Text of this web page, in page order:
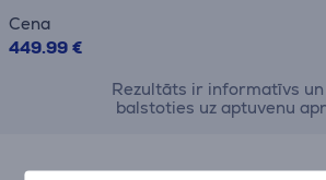
Cena
449.99 €
Rezultāts ir informatīvs
balstoties uz aptuvenu